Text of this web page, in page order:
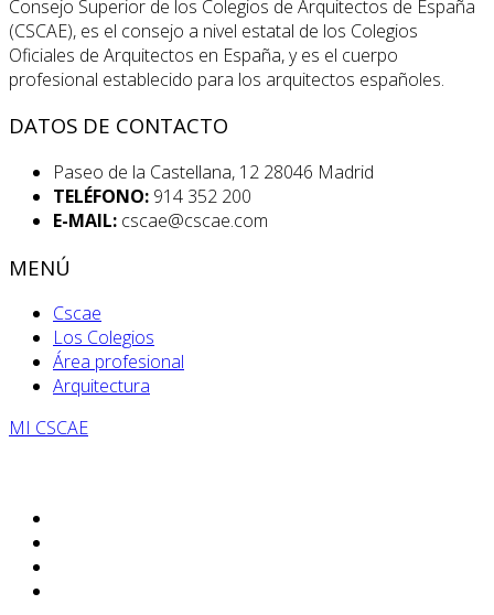
Consejo Superior de los Colegios de Arquitectos de España
(CSCAE), es el consejo a nivel estatal de los Colegios
Oficiales de Arquitectos en España, y es el cuerpo
profesional establecido para los arquitectos españoles.
DATOS DE CONTACTO
Paseo de la Castellana, 12 28046 Madrid
TELÉFONO: 914 352 200
E-MAIL: cscae@cscae.com
MENÚ
Cscae
Los Colegios
Área profesional
Arquitectura
MI CSCAE